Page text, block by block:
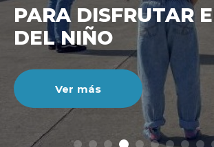
modo claro
CIENTO DURANTE
DE JULIO
Ver más